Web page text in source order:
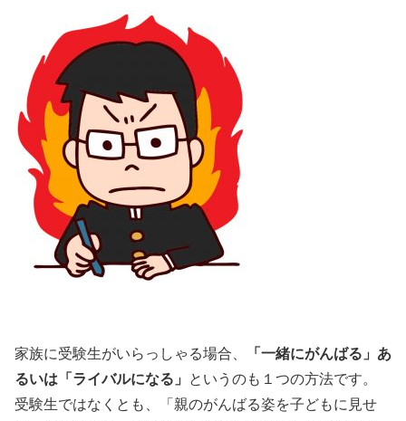
家族に受験生がいらっしゃる場合、
「一緒にがんばる」あ
るいは「ライバルになる」
というのも１つの方法です。
受験生ではなくとも、「親のがんばる姿を子どもに見せ